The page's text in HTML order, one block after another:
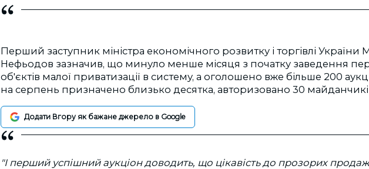
Перший заступник міністра економічного розвитку і торгівлі України
Нефьодов зазначив, що минуло менше місяця з початку заведення
об'єктів малої приватизації в систему, а оголошено вже більше 200
на серпень призначено близько десятка, авторизовано 30
Додати Вгору як бажане джерело в Google
"І перший успішний аукціон доводить, що цікавість до прозорих